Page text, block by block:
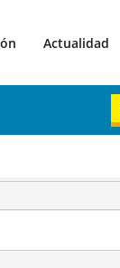
Actualidad